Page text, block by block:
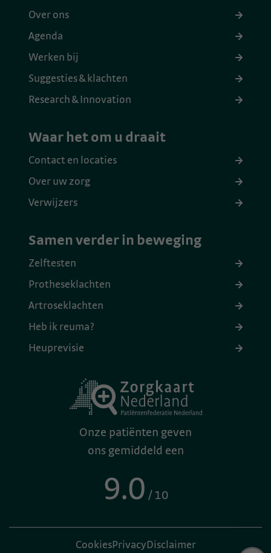
Over ons
Agenda
Werken bij
Suggesties & klachten
Research & Innovation
Waar het om u draait
Contact en locaties
Over uw zorg
Verwijzers
Samen verder in beweging
Zelftesten
Protheseklachten
Artroseklachten
Heb ik reuma?
Heuprevisie
Onze patiënten geven
ons gemiddeld een
9.0 / 10
CookiesPrivacyDisclaimer